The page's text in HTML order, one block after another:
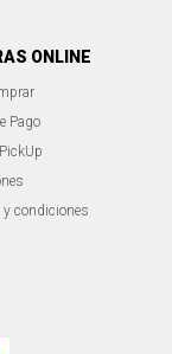
ONLINE
Pago
condiciones